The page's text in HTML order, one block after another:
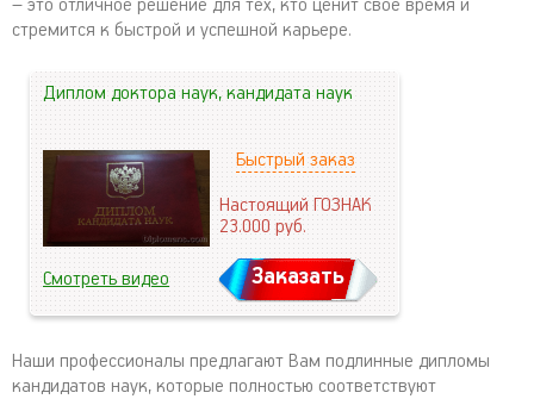
– это отличное решение для тех, кто ценит свое время и
стремится к быстрой и успешной карьере.
Диплом доктора наук, кандидата наук
Быстрый заказ
Настоящий ГОЗНАК
23.000руб.
Смотреть видео Заказать
Наши профессионалы предлагают Вам подлинные дипломы
кандидатов наук, которые полностью соответствуют